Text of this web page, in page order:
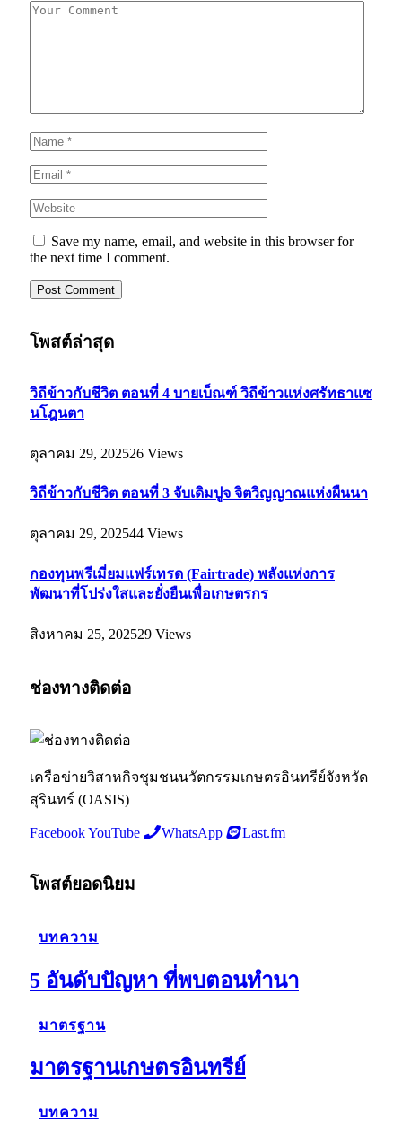
Save my name, email, and website in this browser for
the next time I comment.
โพสต์ล่าสุด
วิถีข้าวกับชีวิต ตอนที่ 4 บายเบ็ณฑ์ วิถีข้าวแห่งศรัทธาแซ
นโฎนตา
ตุลาคม 29, 202526 Views
วิถีข้าวกับชีวิต ตอนที่ 3 จับเดิมปูจ จิตวิญญาณแห่งผืนนา
ตุลาคม 29, 202544 Views
กองทุนพรีเมี่ยมแฟร์เทรด (Fairtrade) พลังแห่งการ
พัฒนาที่โปร่งใสและยั่งยืนเพื่อเกษตรกร
สิงหาคม 25, 202529 Views
ช่องทางติดต่อ
เครือข่ายวิสาหกิจชุมชนนวัตกรรมเกษตรอินทรีย์จังหวัด
สุรินทร์ (OASIS)
FacebookYouTube WhatsApp Last.fm
โพสต์ยอดนิยม
บทความ
5 อันดับปัญหา ที่พบตอนทำนา
มาตรฐาน
มาตรฐานเกษตรอินทรีย์
บทความ